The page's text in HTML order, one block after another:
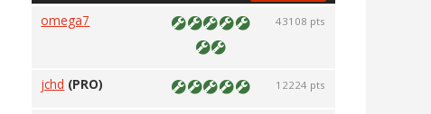
omega7 43108 pts
jchd (PRO) 12224 pts